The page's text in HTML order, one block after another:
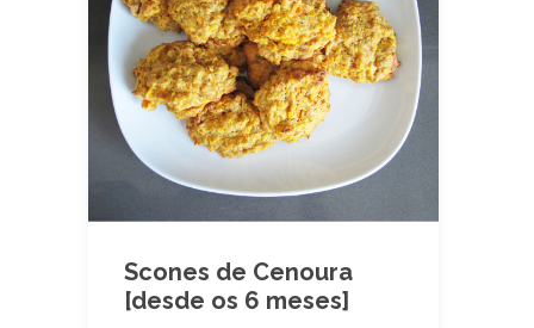
Scones de Cenoura
[desde os 6 meses]